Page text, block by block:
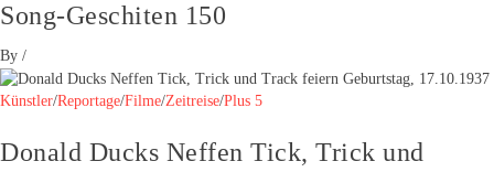
Song-Geschiten 150
By /
Künstler/Reportage/Filme/Zeitreise/Plus 5
Donald Ducks Neffen Tick, Trick und